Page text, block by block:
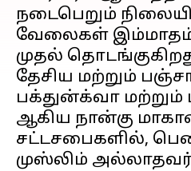
நடைபெறும்
வேலைகள் இம்மாதம்
முதல்
தேசிய மற்றும்
பக்துன்க்வா மற்றும்
ஆகிய நான்கு
சட்டசபைகளில்,
முஸ்லிம்